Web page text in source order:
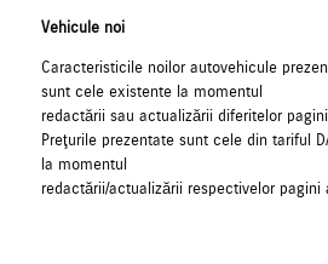
Vehicule noi
Caracteristicile noilor autovehicule
sunt cele existente la momentul
redactării sau actualizării diferitelor
Preţurile prezentate sunt cele din tariful
la momentul
redactării/actualizării respectivelor pagini